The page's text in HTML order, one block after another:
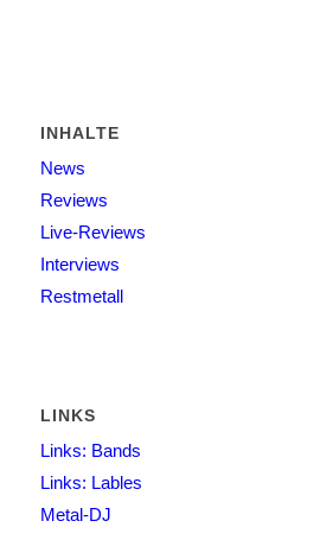
INHALTE
News
Reviews
Live-Reviews
Interviews
Restmetall
LINKS
Links: Bands
Links: Lables
Metal-DJ